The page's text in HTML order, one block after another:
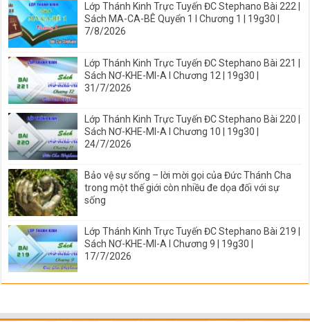
Lớp Thánh Kinh Trực Tuyến ĐC Stephano Bài 222 |
Sách MA-CA-BÊ Quyển 1 I Chương 1 | 19g30 |
7/8/2026
Lớp Thánh Kinh Trực Tuyến ĐC Stephano Bài 221 |
Sách NƠ-KHE-MI-A I Chương 12 | 19g30 |
31/7/2026
Lớp Thánh Kinh Trực Tuyến ĐC Stephano Bài 220 |
Sách NƠ-KHE-MI-A I Chương 10 | 19g30 |
24/7/2026
Bảo vệ sự sống – lời mời gọi của Đức Thánh Cha
trong một thế giới còn nhiều đe dọa đối với sự
sống
Lớp Thánh Kinh Trực Tuyến ĐC Stephano Bài 219 |
Sách NƠ-KHE-MI-A I Chương 9 | 19g30 |
17/7/2026